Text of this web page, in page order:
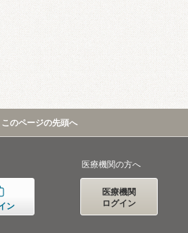
このページの先頭へ
ン
医療機関の方へ
医療機関
ログイン